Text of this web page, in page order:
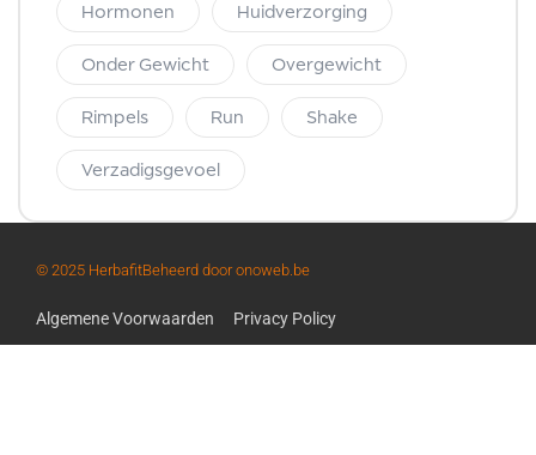
Hormonen Huidverzorging
Onder Gewicht Overgewicht
Rimpels Run Shake
Verzadigsgevoel
© 2025 HerbafitBeheerd door onoweb.be
Algemene Voorwaarden Privacy Policy